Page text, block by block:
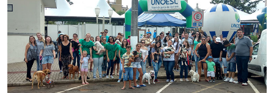
Biblioteca
Editora
Rádio